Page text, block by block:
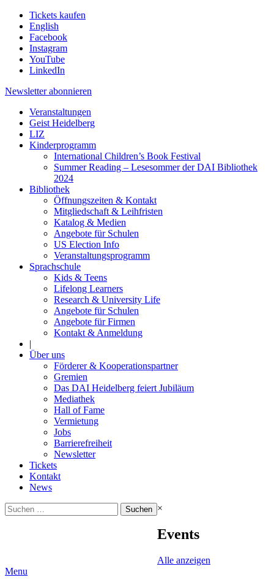
Tickets kaufen
English
Facebook
Instagram
YouTube
LinkedIn
Newsletter abonnieren
Veranstaltungen
Geist Heidelberg
LIZ
Kinderprogramm
International Children’s Book Festival
Summer Reading – Lesesommer der DAI Bibliothek
2024
Bibliothek
Öffnungszeiten & Kontakt
Mitgliedschaft & Leihfristen
Katalog & Medien
Angebote für Schulen
US Election Info
Veranstaltungsprogramm
Sprachschule
Kids & Teens
Lifelong Learners
Research & University Life
Angebote für Schulen
Angebote für Firmen
Kontakt & Anmeldung
|
Über uns
Förderer & Kooperationspartner
Gremien
Das DAI Heidelberg feiert Jubiläum
Mediathek
Hall of Fame
Vermietung
Jobs
Barrierefreiheit
Newsletter
Tickets
Kontakt
News
Suchen
nach:
×
Events
Alle anzeigen
Menu